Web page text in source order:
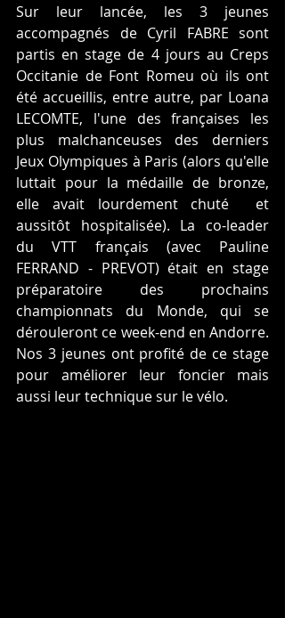
Sur leur lancée, les 3 jeunes
accompagnés de Cyril FABRE sont
partis en stage de 4 jours au Creps
Occitanie de Font Romeu où ils ont
été accueillis, entre autre, par Loana
LECOMTE, l'une des françaises les
plus malchanceuses des derniers
Jeux Olympiques à Paris (alors qu'elle
luttait pour la médaille de bronze,
elle avait lourdement chuté  et
aussitôt hospitalisée). La co-leader
du VTT français (avec Pauline
FERRAND - PREVOT) était en stage
préparatoire des prochains
championnats du Monde, qui se
dérouleront ce week-end en Andorre.
Nos 3 jeunes ont profité de ce stage
pour améliorer leur foncier mais
aussi leur technique sur le vélo.